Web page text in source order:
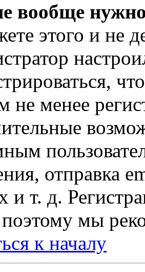
вообще
этого и не
не менее
отправка
и т. д.
мы
к началу